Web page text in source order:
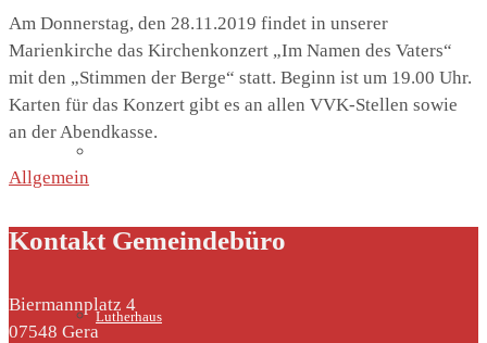
Lutherhaus
Am Donnerstag, den 28.11.2019 findet in unserer
Marienkirche das Kirchenkonzert „Im Namen des Vaters“
mit den „Stimmen der Berge“ statt. Beginn ist um 19.00 Uhr.
Karten für das Konzert gibt es an allen VVK-Stellen sowie
an der Abendkasse.
Allgemein
Kontakt Gemeindebüro
Biermannplatz 4
07548 Gera